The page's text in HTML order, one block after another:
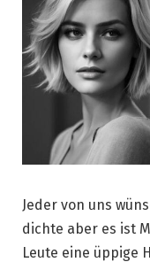
Jeder von uns
dichte aber es ist
Leute eine üppige